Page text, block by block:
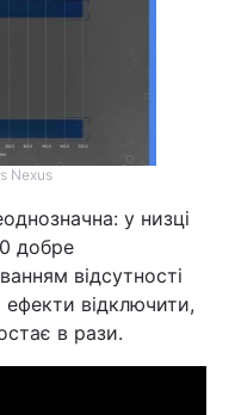
Nexus
у низці
добре
відсутності
відключити,
в рази.